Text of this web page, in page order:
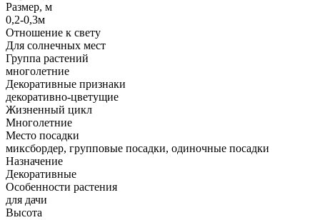
Размер, м
0,2-0,3м
Отношение к свету
Для солнечных мест
Группа растений
многолетние
Декоративные признаки
декоративно-цветущие
Жизненный цикл
Многолетние
Место посадки
миксбордер, групповые посадки, одиночные посадки
Назначение
Декоративные
Особенности растения
для дачи
Высота